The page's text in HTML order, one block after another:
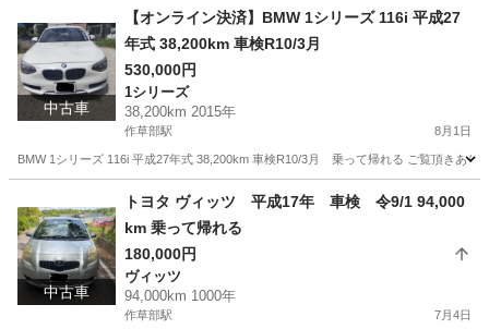
中古車
【オンライン決済】BMW 1シリーズ 116i 平成27
年式 38,200km 車検R10/3月
530,000円
1シリーズ
38,200km 2015年
作草部駅 8月1日
BMW 1シリーズ 116i 平成27年式 38,200km 車検R10/3月 乗って帰れる ご覧頂きあ
作草部駅 1シリーズ 車両
中古車
トヨタ ヴィッツ 平成17年 車検 令9/1 94,000
km 乗って帰れる
180,000円
ヴィッツ
94,000km 1000年
作草部駅 7月4日